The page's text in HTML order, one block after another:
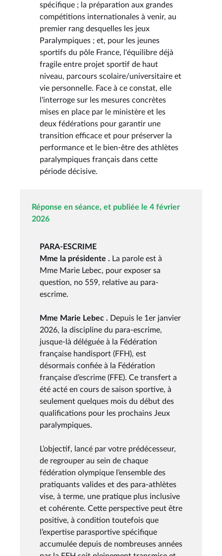
spécifique ; la préparation aux grandes
compétitions internationales à venir, au
premier rang desquelles les jeux
Paralympiques ; et, pour les jeunes
sportifs du pôle France, l'équilibre déjà
fragile entre projet sportif de haut
niveau, parcours scolaire/universitaire et
vie personnelle. Face à ce constat, elle
l'interroge sur les mesures concrètes
mises en place par le ministère et les
deux fédérations pour garantir une
transition efficace et pour préserver la
performance et le bien-être des athlètes
paralympiques français dans cette
période décisive.
Réponse en séance, et publiée le 4 février
2026
PARA-ESCRIME
Mme la présidente . La parole est à
Mme Marie Lebec, pour exposer sa
question, no 559, relative au para-
escrime.
Mme Marie Lebec . Depuis le 1er janvier
2026, la discipline du para-escrime,
jusque-là déléguée à la Fédération
française handisport (FFH), est
désormais confiée à la Fédération
française d’escrime (FFE). Ce transfert a
été acté en cours de saison sportive, à
seulement quelques mois du début des
qualifications pour les prochains Jeux
paralympiques.
L’objectif, lancé par votre prédécesseur,
de regrouper au sein de chaque
fédération olympique l’ensemble des
pratiquants valides et des para-athlètes
vise, à terme, une pratique plus inclusive
et cohérente. Cette perspective peut être
positive, à condition toutefois que
l’expertise parasportive spécifique
accumulée depuis de nombreuses années